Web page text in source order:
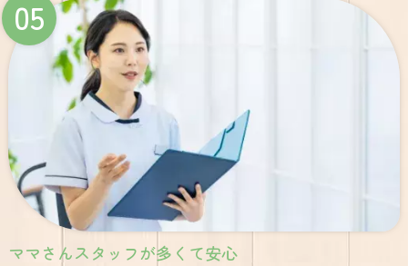
05
ママさんスタッフが多くて安心